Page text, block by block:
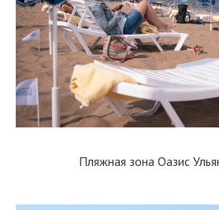
Пляжная зона Оазис